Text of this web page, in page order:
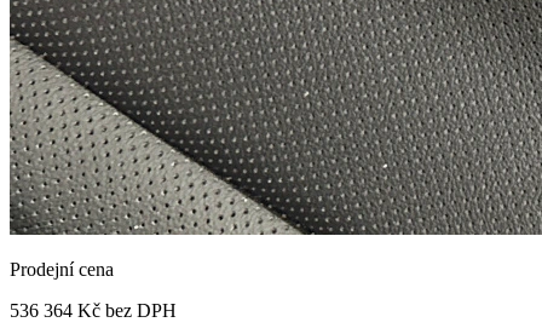
Prodejní cena
536 364 Kč bez DPH